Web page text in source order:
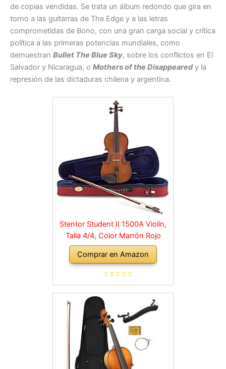
de copias vendidas. Se trata un álbum redondo que gira en
torno a las guitarras de The Edge y a las letras
comprometidas de Bono, con una gran carga social y crítica
política a las primeras potencias mundiales, como
demuestran Bullet The Blue Sky, sobre los conflictos en El
Salvador y Nicaragua, o Mothers of the Disappearedy la
represión de las dictaduras chilena y argentina.
Stentor Student II 1500A Violín,
Talla 4/4, Color Marrón Rojo
Comprar en Amazon